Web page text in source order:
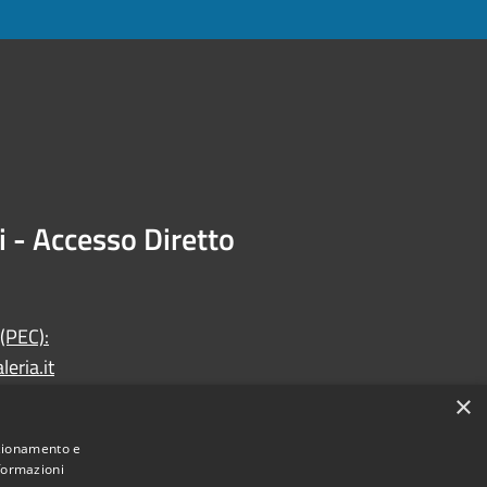
Accesso Diretto
×
e